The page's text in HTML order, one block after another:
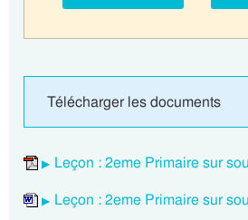
Télécharger les documents
Leçon : 2eme Primaire sur
Leçon : 2eme Primaire sur